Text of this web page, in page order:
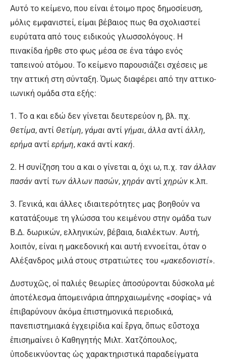
Αυτό το κείμενο, που είναι έτοιμο προς δημοσίευση,
μόλις εμφανιστεί, είμαι βέβαιος πως θα σχολιαστεί
ευρύτατα από τους ειδικούς γλωσσολόγους. Η
πινακίδα ήρθε στο φως μέσα σε ένα τάφο ενός
ταπεινού ατόμου. Το κείμενο παρουσιάζει σχέσεις με
την αττική στη σύνταξη. Όμως διαφέρει από την αττικο-
ιωνική ομάδα στα εξής:
1. Το α και εδώ δεν γίνεται δευτερεύον η, βλ. πχ.
Θετίμα, αντί Θετίμη, γάμαι αντί γήμαι, άλλα αντί άλλη,
ερήμα αντί ερήμη, κακά αντί κακή.
2. Η συνίζηση του α και ο γίνεται α, όχι ω, π.χ. ταν άλλαν
πασάν αντί των άλλων πασών, χηράν αντί χηρών κ.λπ.
3. Γενικά, και άλλες ιδιαιτερότητες μας βοηθούν να
κατατάξουμε τη γλώσσα του κειμένου στην ομάδα των
Β.Δ. δωρικών, ελληνικών, βέβαια, διαλέκτων. Αυτή,
λοιπόν, είναι η μακεδονική και αυτή εννοείται, όταν ο
Αλέξανδρος μιλά στους στρατιώτες του «μακεδονιστί».
Δυστυχῶς, οἱ παλιές θεωρίες ἀποσύρονται δύσκολα μέ
ἀποτέλεσμα ἀπομεινάρια ἀπηρχαιωμένης «σοφίας» νά
ἐπιβαρύνουν ἀκόμα ἐπιστημονικά περιοδικά,
πανεπιστημιακά ἐγχειρίδια καί ἔργα, ὅπως εὔστοχα
ἐπισημαίνει ὁ Καθηγητής Μιλτ. Χατζόπουλος,
ὑποδεικνύοντας ὡς χαρακτηριστικά παραδείγματα